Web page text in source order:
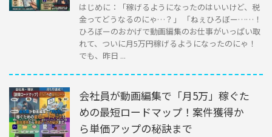
はじめに：「稼げるようになったのはいいけど、税
金ってどうなるのにゃ…？」 「ねぇひろぼー……！
ひろぼーのおかげで動画編集のお仕事がいっぱい取
れて、ついに月5万円稼げるようになったのにゃ！
でも、昨日 ...
会社員が動画編集で「月5万」稼ぐた
めの最短ロードマップ！案件獲得か
ら単価アップの秘訣まで